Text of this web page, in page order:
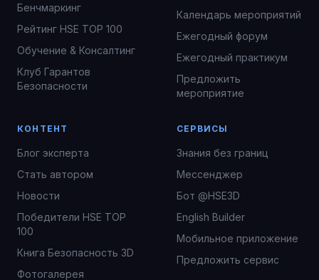
Бенчмаркинг
Рейтинг HSE TOP 100
Обучение & Консалтинг
Клуб Гарантов
Безопасности
Календарь мероприятий
Ежегодный форум
Ежегодный практикум
Предложить
мероприятие
КОНТЕНТ
Блог эксперта
Стать автором
Новости
Победители HSE TOP
100
Книга Безопасность 3D
Фотогалерея
СЕРВИСЫ
Знания без границ
Мессенджер
Бот @HSE3D
English Builder
Мобильное приложение
Предложить сервис